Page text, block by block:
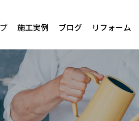
施工実例 ブログ リフォーム